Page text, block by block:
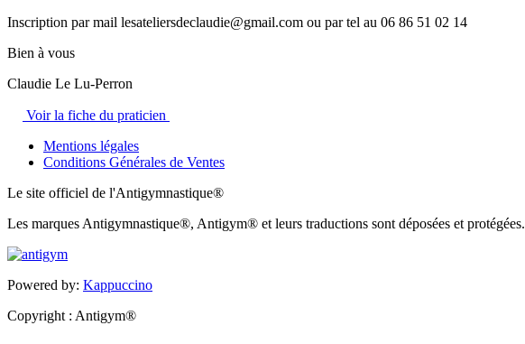
Inscription par mail lesateliersdeclaudie@gmail.com ou par tel au 06 86 51 02 14
Bien à vous
Claudie Le Lu-Perron
Voir la fiche du praticien
Mentions légales
Conditions Générales de Ventes
Le site officiel de l'Antigymnastique®
Les marques Antigymnastique®, Antigym® et leurs traductions sont déposées et protégées.
Powered by: Kappuccino
Copyright : Antigym®